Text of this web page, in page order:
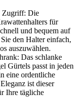
Zugriff: Die
für
und bequem auf
den Halter einfach,
auszuwählen.
Das schlanke
Gürtels passt in jeden
eine ordentliche
ist dieser
Ihre tägliche